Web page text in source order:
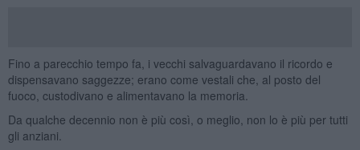
Fino a parecchio tempo fa, i vecchi salvaguardavano il ricordo e
dispensavano saggezze; erano come vestali che, al posto del
fuoco, custodivano e alimentavano la memoria.
Da qualche decennio non è più così, o meglio, non lo è più per tutti
gli anziani.